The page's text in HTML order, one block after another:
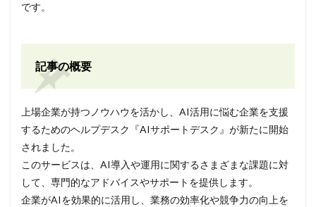
です。
記事の概要
上場企業が持つノウハウを活かし、AI活用に悩む企業を支援
するためのヘルプデスク『AIサポートデスク』が新たに開始
されました。
このサービスは、AI導入や運用に関するさまざまな課題に対
して、専門的なアドバイスやサポートを提供します。
企業がAIを効果的に活用し、業務の効率化や競争力の向上を